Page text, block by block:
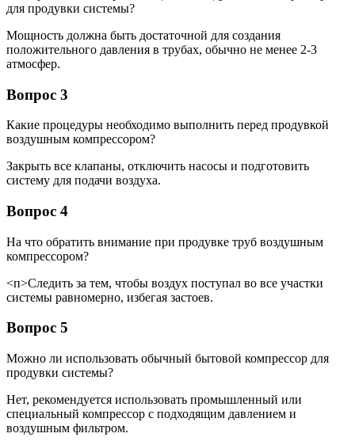
для продувки системы?
Мощность должна быть достаточной для создания
положительного давления в трубах, обычно не менее 2-3
атмосфер.
Вопрос 3
Какие процедуры необходимо выполнить перед продувкой
воздушным компрессором?
Закрыть все клапаны, отключить насосы и подготовить
систему для подачи воздуха.
Вопрос 4
На что обратить внимание при продувке труб воздушным
компрессором?
<п>Следить за тем, чтобы воздух поступал во все участки
системы равномерно, избегая застоев.
Вопрос 5
Можно ли использовать обычный бытовой компрессор для
продувки системы?
Нет, рекомендуется использовать промышленный или
специальный компрессор с подходящим давлением и
воздушным фильтром.